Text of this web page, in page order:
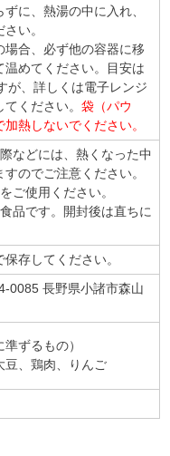
に、熱湯の中に入れ、
い。
合、必ず他の容器に移
温めてください。目安は
が、詳しくは電子レンジ
ください。 袋（パウ
熱しないでください。
などには、熱くなった中
のでご注意ください。
ご使用ください。
品です。開封後は直ちに
存してください。
0085 長野県小諸市森山
ずるもの）
豆、鶏肉、りんご